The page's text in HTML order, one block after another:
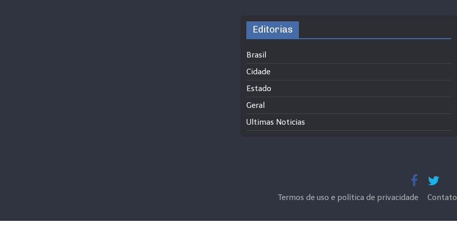
Editorias
Brasil
Cidade
Estado
Geral
Ultimas Noticias
Termos de uso e política de privacidade Contato